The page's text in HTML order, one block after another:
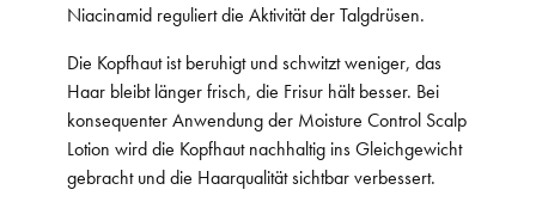
Niacinamid reguliert die Aktivität der Talgdrüsen.
Die Kopfhaut ist beruhigt und schwitzt weniger, das
Haar bleibt länger frisch, die Frisur hält besser. Bei
konsequenter Anwendung der Moisture Control Scalp
Lotion wird die Kopfhaut nachhaltig ins Gleichgewicht
gebracht und die Haarqualität sichtbar verbessert.